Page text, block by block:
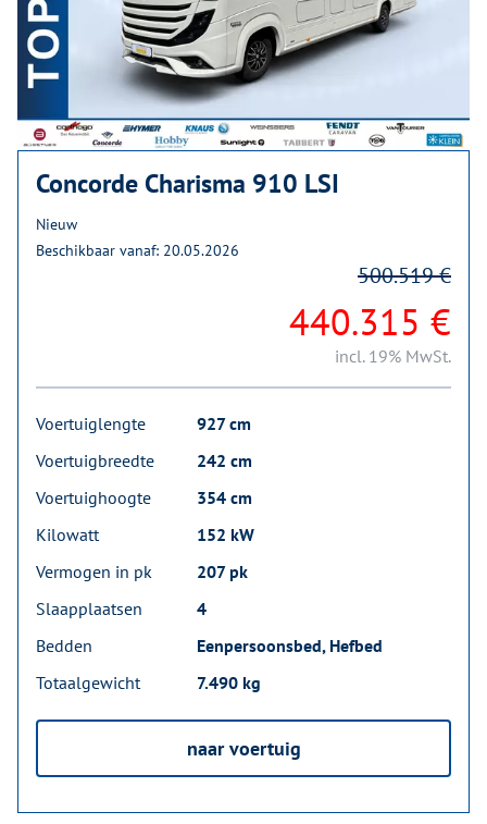
Concorde Charisma 910 LSI
Nieuw
Beschikbaar vanaf: 20.05.2026
440.315 €
500.519 €
incl. 19% MwSt.
Voertuiglengte
927 cm
Voertuigbreedte
242 cm
Voertuighoogte
354 cm
Kilowatt
152 kW
Vermogen in pk
207 pk
Slaapplaatsen
4
Bedden
Eenpersoonsbed, Hefbed
Totaalgewicht
7.490 kg
naar voertuig